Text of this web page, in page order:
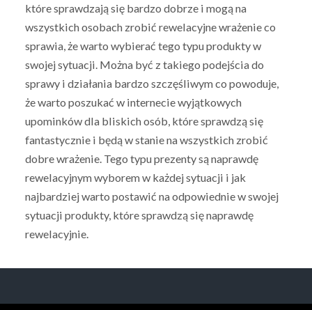
które sprawdzają się bardzo dobrze i mogą na
wszystkich osobach zrobić rewelacyjne wrażenie co
sprawia, że warto wybierać tego typu produkty w
swojej sytuacji. Można być z takiego podejścia do
sprawy i działania bardzo szczęśliwym co powoduje,
że warto poszukać w internecie wyjątkowych
upominków dla bliskich osób, które sprawdzą się
fantastycznie i będą w stanie na wszystkich zrobić
dobre wrażenie. Tego typu prezenty są naprawdę
rewelacyjnym wyborem w każdej sytuacji i jak
najbardziej warto postawić na odpowiednie w swojej
sytuacji produkty, które sprawdzą się naprawdę
rewelacyjnie.